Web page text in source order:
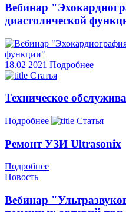
Вебинар
диастолической
18.02 2021 Подробнее
Статья
Техническое
Подробнее Статья
Ремонт УЗИ Ultrasonix
Подробнее
Новость
Вебинар